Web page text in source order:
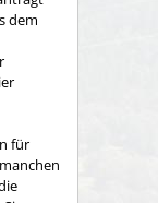
dem
für